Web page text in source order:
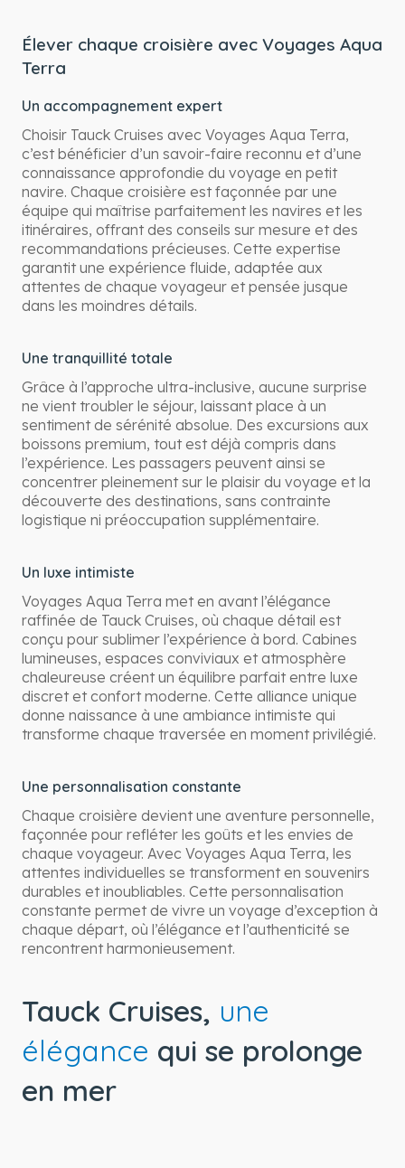
Élever chaque croisière avec Voyages Aqua
Terra
Un accompagnement expert
Choisir Tauck Cruises avec Voyages Aqua Terra,
c’est bénéficier d’un savoir-faire reconnu et d’une
connaissance approfondie du voyage en petit
navire. Chaque croisière est façonnée par une
équipe qui maîtrise parfaitement les navires et les
itinéraires, offrant des conseils sur mesure et des
recommandations précieuses. Cette expertise
garantit une expérience fluide, adaptée aux
attentes de chaque voyageur et pensée jusque
dans les moindres détails.
Une tranquillité totale
Grâce à l’approche ultra-inclusive, aucune surprise
ne vient troubler le séjour, laissant place à un
sentiment de sérénité absolue. Des excursions aux
boissons premium, tout est déjà compris dans
l’expérience. Les passagers peuvent ainsi se
concentrer pleinement sur le plaisir du voyage et la
découverte des destinations, sans contrainte
logistique ni préoccupation supplémentaire.
Un luxe intimiste
Voyages Aqua Terra met en avant l’élégance
raffinée de Tauck Cruises, où chaque détail est
conçu pour sublimer l’expérience à bord. Cabines
lumineuses, espaces conviviaux et atmosphère
chaleureuse créent un équilibre parfait entre luxe
discret et confort moderne. Cette alliance unique
donne naissance à une ambiance intimiste qui
transforme chaque traversée en moment privilégié.
Une personnalisation constante
Chaque croisière devient une aventure personnelle,
façonnée pour refléter les goûts et les envies de
chaque voyageur. Avec Voyages Aqua Terra, les
attentes individuelles se transforment en souvenirs
durables et inoubliables. Cette personnalisation
constante permet de vivre un voyage d’exception à
chaque départ, où l’élégance et l’authenticité se
rencontrent harmonieusement.
Tauck Cruises, une
élégance qui se prolonge
en mer